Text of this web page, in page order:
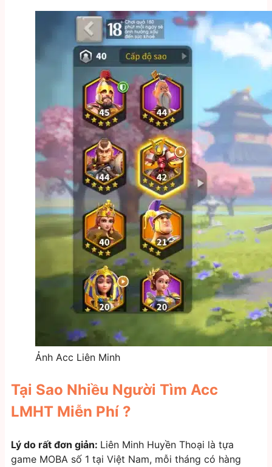
Ảnh Acc Liên Minh
Tại Sao Nhiều Người Tìm Acc
LMHT Miễn Phí ?
Lý do rất đơn giản: Liên Minh Huyền Thoại là tựa
game MOBA số 1 tại Việt Nam, mỗi tháng có hàng